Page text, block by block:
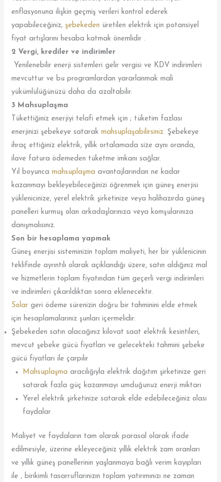
enflasyonuna ilişkin geçmiş verileri kontrol ederek
yapabileceğiniz, şebekeden üretilen elektrik için potansiyel
fiyat artışlarını hesaba katmak önemlidir .
2 Vergi, krediler ve indirimler
Yenilenebilir enerji sistemleri gelir vergisi ve KDV indirimleri
mevcuttur ve bu programlardan yararlanmak mali
yükümlülüğünüzü daha da azaltabilir.
3 Mahsuplaşma
Tükettiğiniz enerjiyi telafi etmek için ; tüketim fazlası
enerjinizi şebekeye satarakmahsuplaşabilirsiniz. Şebekeye
ihraç ettiğiniz elektrik, yıllık ortalamada size aynı oranda,
ilave fatura ödemeden tüketme imkanı sağlar.
Yıl boyuncamahsuplaşma avantajlarından ne kadar
kazanmayı bekleyebileceğinizi öğrenmek için güneş enerjisi
yüklenicinize, yerel elektrik şirketinize veya halihazırda güneş
panelleri kurmuş olan arkadaşlarınıza veya komşularınıza
danışmalısınız.
Son bir hesaplama yapmak
Güneş enerjisi sisteminizin toplam maliyeti, her bir yüklenicinin
teklifinde ayrıntılı olarak açıklandığı üzere, satın aldığınız mal
ve hizmetlerin toplam fiyatından tüm geçerli vergi indirimleri
ve indirimleri çıkarıldıktan sonra eklenecektir.
Solargeri ödeme sürenizin doğru bir tahminini elde etmek
için hesaplamalarınız şunları içermelidir:
Şebekeden satın alacağınız kilovat saat elektrik kesintileri,
mevcut şebeke gücü fiyatları ve gelecekteki tahmini şebeke
gücü fiyatları ile çarpılır
Mahsuplaşma aracılığıyla elektrik dağıtım şirketinize geri
satarak fazla güç kazanmayı umduğunuz enerji miktarı
Yerel elektrik şirketinize satarak elde edebileceğiniz olası
faydalar
Maliyet ve faydaların tam olarak parasal olarak ifade
edilmesiyle, üzerine ekleyeceğiniz yıllık elektrik zam oranları
ve yıllık güneş panellerinin yaşlanmaya bağlı verim kayıpları
ile , birikimli tasarruflarınızın toplam yatırımınızı ne zaman